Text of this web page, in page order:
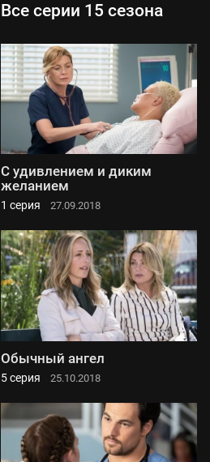
Все серии 15 сезона
С удивлением и диким
желанием
1 серия 27.09.2018
Обычный ангел
5 серия 25.10.2018